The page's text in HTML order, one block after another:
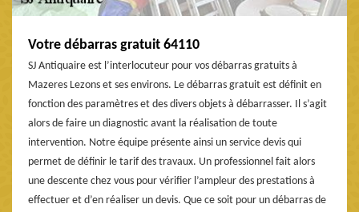
Votre débarras gratuit 64110
SJ Antiquaire est l’interlocuteur pour vos débarras gratuits à
Mazeres Lezons et ses environs. Le débarras gratuit est définit en
fonction des paramètres et des divers objets à débarrasser. Il s’agit
alors de faire un diagnostic avant la réalisation de toute
intervention. Notre équipe présente ainsi un service devis qui
permet de définir le tarif des travaux. Un professionnel fait alors
une descente chez vous pour vérifier l’ampleur des prestations à
effectuer et d’en réaliser un devis. Que ce soit pour un débarras de